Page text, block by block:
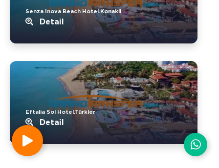
Senza Inova Beach Hotel.Konakli
Detail
Eftalia Sol Hotel.Türkler
Detail